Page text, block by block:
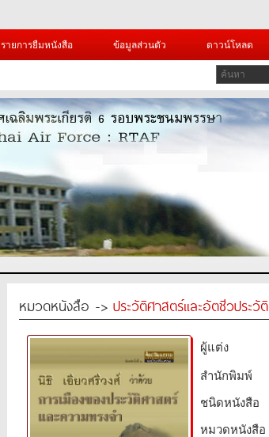
รายการยืมหนังสือ ข้อมูลส่วนตัว ดาวน์โหลด
หมวดหนังสือ -> ประวัติศาสตร์และอัตชีวประวัติ
ผู้แต่ง
สำนักพิมพ์
ชนิดหนังสือ­
หมวดหนังสือ­